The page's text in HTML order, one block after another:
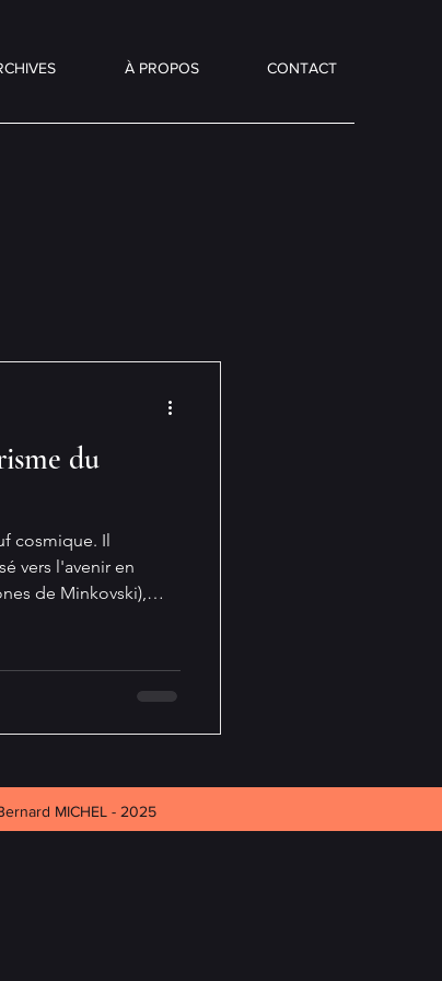
À PROPOS CONTACT
du
cosmique. Il
vers l'avenir en
de Minkovski),
5 pommes, je
MICHEL - 2025